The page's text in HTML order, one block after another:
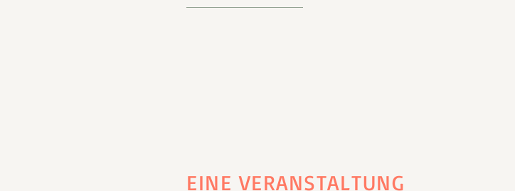
EINE VERANSTALTUNG